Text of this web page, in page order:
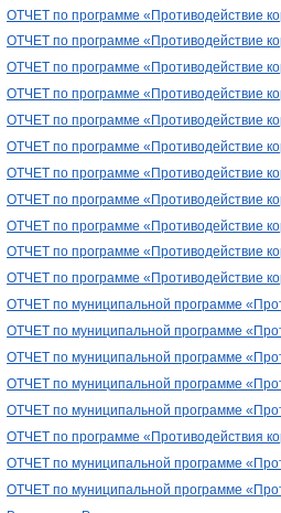
ОТЧЕТ по программе «Противодействие
ОТЧЕТ по программе «Противодействие
ОТЧЕТ по программе «Противодействие
ОТЧЕТ по программе «Противодействие
ОТЧЕТ по программе «Противодействие
ОТЧЕТ по программе «Противодействие
ОТЧЕТ по программе «Противодействие
ОТЧЕТ по программе «Противодействие
ОТЧЕТ по программе «Противодействие
ОТЧЕТ по программе «Противодействие
ОТЧЕТ по программе «Противодействие
ОТЧЕТ по муниципальной программе
ОТЧЕТ по муниципальной программе
ОТЧЕТ по муниципальной программе
ОТЧЕТ по муниципальной программе
ОТЧЕТ по муниципальной программе
ОТЧЕТ по программе «Противодействия
ОТЧЕТ по муниципальной программе
ОТЧЕТ по муниципальной программе